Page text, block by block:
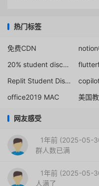
热门标签
免费CDN
20% student discount at TryHackMe
Replit Student Discount listing for 50% off Core
office2019 MAC
美国
网友感受
1年前 (2025-05-
群人数已满
1年前 (2025-05-
人满了